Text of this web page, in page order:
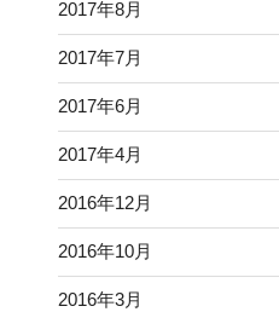
2017年8月
2017年7月
2017年6月
2017年4月
2016年12月
2016年10月
2016年3月